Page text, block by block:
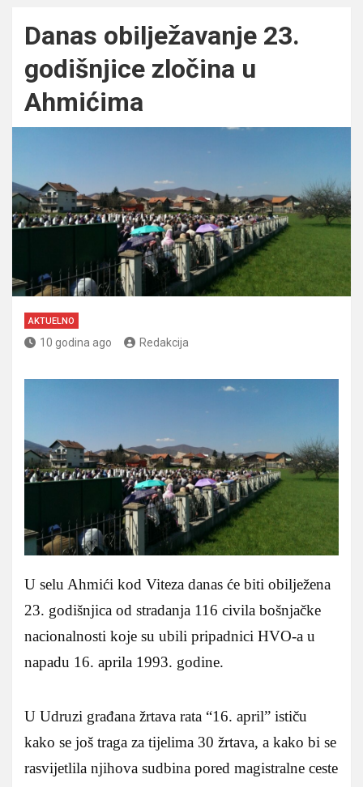
Danas obilježavanje 23.
godišnjice zločina u
Ahmićima
AKTUELNO
10 godina ago Redakcija
U selu Ahmići kod Viteza danas će biti obilježena
23. godišnjica od stradanja 116 civila bošnjačke
nacionalnosti koje su ubili pripadnici HVO-a u
napadu 16. aprila 1993. godine.
U Udruzi građana žrtava rata “16. april” ističu
kako se još traga za tijelima 30 žrtava, a kako bi se
rasvijetlila njihova sudbina pored magistralne ceste